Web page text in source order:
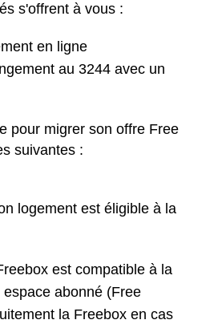
s'offrent à vous :
en ligne
au 3244 avec un
pour migrer son offre Free
suivantes :
logement est éligible à la
est compatible à la
abonné (Free
la Freebox en cas